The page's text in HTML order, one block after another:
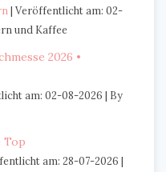
Veröffentlicht am: 02-
und Kaffee
2026 •
am: 02-08-2026
By
Top
am: 28-07-2026